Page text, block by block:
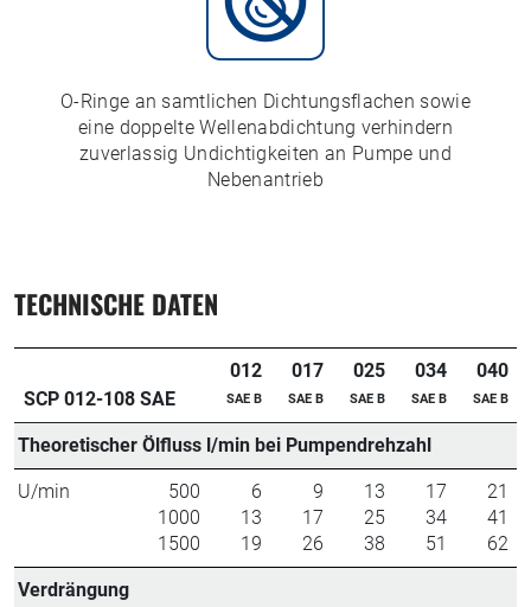
O-Ringe an samtlichen Dichtungsflachen sowie
eine doppelte Wellenabdichtung verhindern
zuverlassig Undichtigkeiten an Pumpe und
Nebenantrieb
TECHNISCHE DATEN
SCP 012-108 SAE
012
SAE B
017
SAE B
025
SAE B
034
SAE B
040
SAE B
Theoretischer Ölfluss l/min bei Pumpendrehzahl
U/min
500
1000
1500
6
13
19
9
17
26
13
25
38
17
34
51
21
41
62
Verdrängung